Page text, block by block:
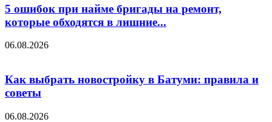
5 ошибок при найме бригады на ремонт,
которые обходятся в лишние...
06.08.2026
Как выбрать новостройку в Батуми: правила и
советы
06.08.2026